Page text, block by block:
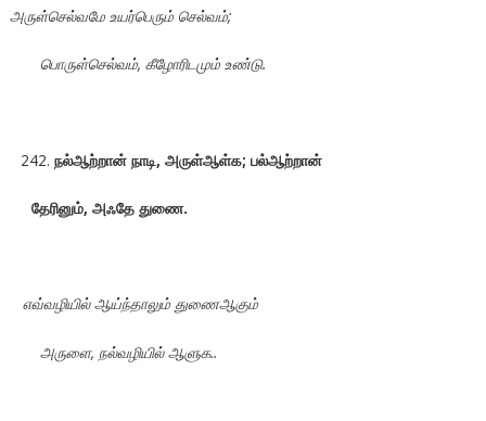
அருள்செல்வமே உயர்பெரும் செல்வம்;
பொருள்செல்வம், கீழோரிடமும் உண்டு.
நல்ஆற்றான் நாடி, அருள்ஆள்க; பல்ஆற்றான்
தேரினும், அஃதே துணை.
எவ்வழியில் ஆய்ந்தாலும் துணைஆகும்
அருளை, நல்வழியில் ஆளுக..